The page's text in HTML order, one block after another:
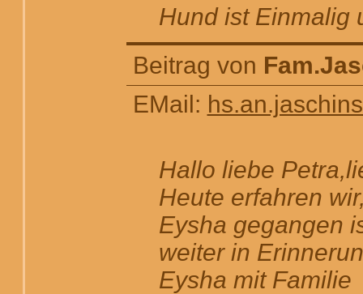
Hund ist Einmalig
Beitrag von
EMail:
Hallo liebe
Heute erfahren
Eysha gegangen
weiter in
Eysha mit Familie